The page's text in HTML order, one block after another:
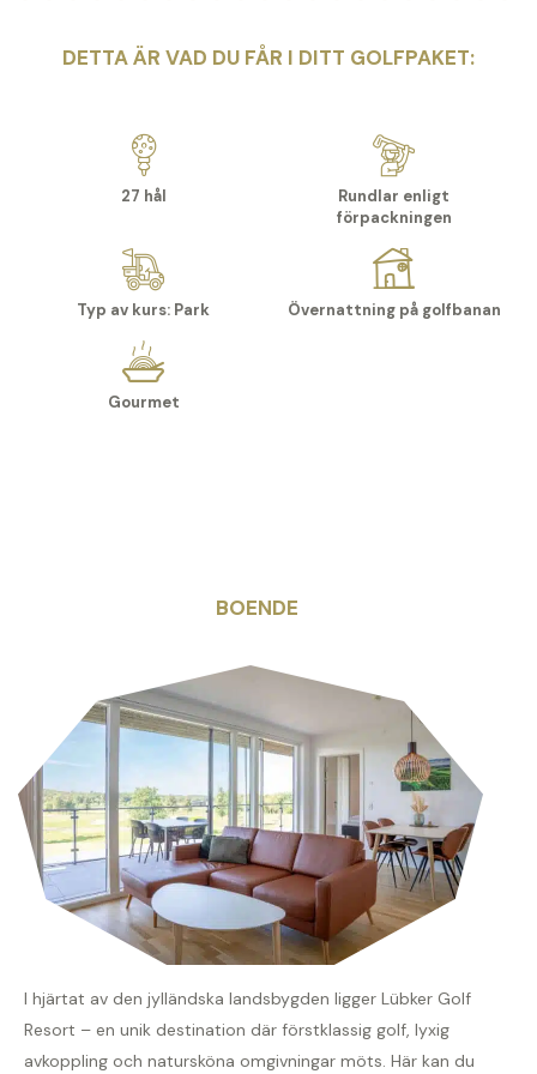
DETTA ÄR VAD DU FÅR I DITT GOLFPAKET:
27 hål
Rundlar enligt
förpackningen
Typ av kurs: Park Övernattning på golfbanan
Gourmet
BOENDE
I hjärtat av den jylländska landsbygden ligger Lübker Golf
Resort – en unik destination där förstklassig golf, lyxig
avkoppling och natursköna omgivningar möts. Här kan du